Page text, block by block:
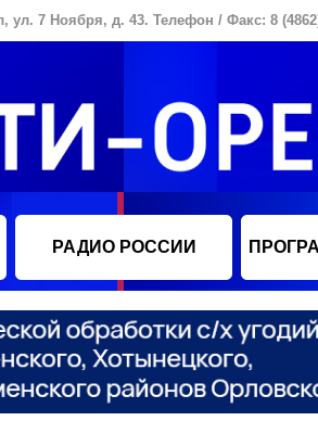
ул. 7 Ноября, д. 43. Телефон / Факс: 8
РАДИО РОССИИ